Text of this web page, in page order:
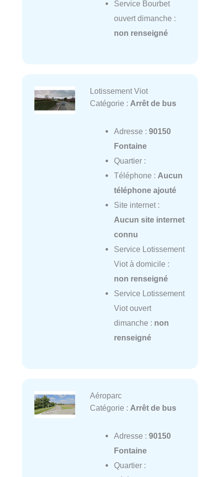
Service Bourbet
ouvert dimanche :
non renseigné
Lotissement Viot
Catégorie : Arrêt de bus
Adresse : 90150
Fontaine
Quartier :
Téléphone : Aucun
téléphone ajouté
Site internet :
Aucun site internet
connu
Service Lotissement
Viot à domicile :
non renseigné
Service Lotissement
Viot ouvert
dimanche : non
renseigné
Aéroparc
Catégorie : Arrêt de bus
Adresse : 90150
Fontaine
Quartier :